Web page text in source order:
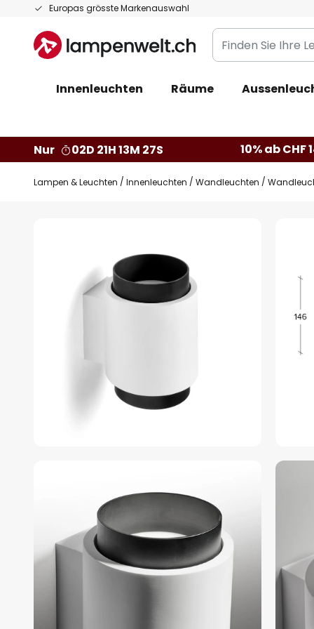
Europas grösste Markenauswahl
Zum
springen
Finden
Sie
Leuchte...
Innenleuchten Räume
Nur 02D 21H 13M 26S 10% ab CHF
Lampen & Leuchten Innenleuchten Wandleuchten
Bildgalerie